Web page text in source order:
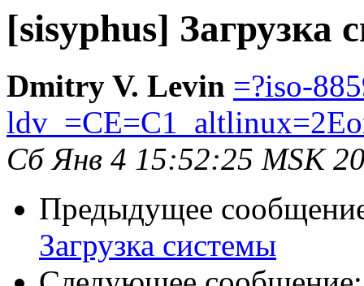
[sisyphus] Загрузка
Dmitry V. Levin =?iso-
Сб Янв 4 15:52:25 MSK
Предыдущее
Загрузка системы